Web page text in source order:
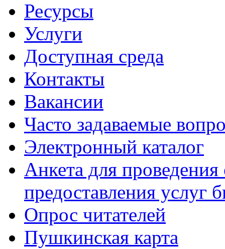
Ресурсы
Услуги
Доступная среда
Контакты
Вакансии
Часто задаваемые
Электронный каталог
Анкета для проведения
предоставления услуг
Опрос читателей
Пушкинская карта